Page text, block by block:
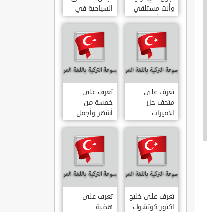
وأنت مستلقي
على أريكتك
..السياحة
الافتراضية.
السياحية في
اسطنبول
المشهورة في
تعرف على
متحف جزر
الأميرات
ADALAR
MÜZESI
تعرف على
خمسة من
أشهر وأجمل
قصور اسطنبول
تعرف على خليج
اكتور كوتشوك
تعرف على
هضبة